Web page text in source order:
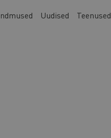
Uudised Teenused